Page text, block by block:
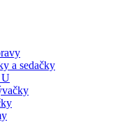
a sedačky
U